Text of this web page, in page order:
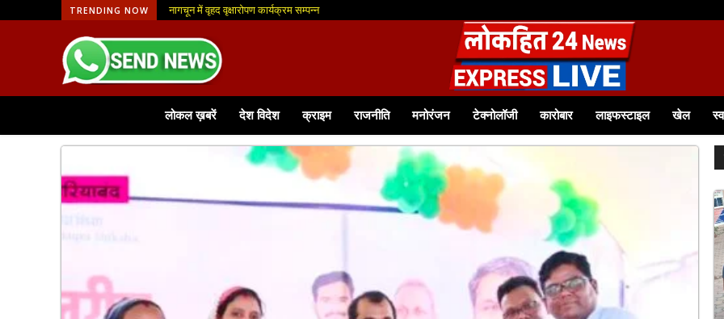
TRENDING NOW नागचून में वृहद वृक्षारोपण कार्यक्रम सम्पन्न
आजीविका मिशन से मिली नई पहचान, फूलमाला व्यवसाय से आत्मनिर्भर बनीं श्रीमती टीना बागवान समूह से जुड़कर आत्मविश्वास बढ़ा, आज 12 हजार रुपये
लोकल ख़बरें देश विदेश क्राइम राजनीति मनोरंजन टेक्नोलॉजी कारोबार लाइफस्टाइल खेल